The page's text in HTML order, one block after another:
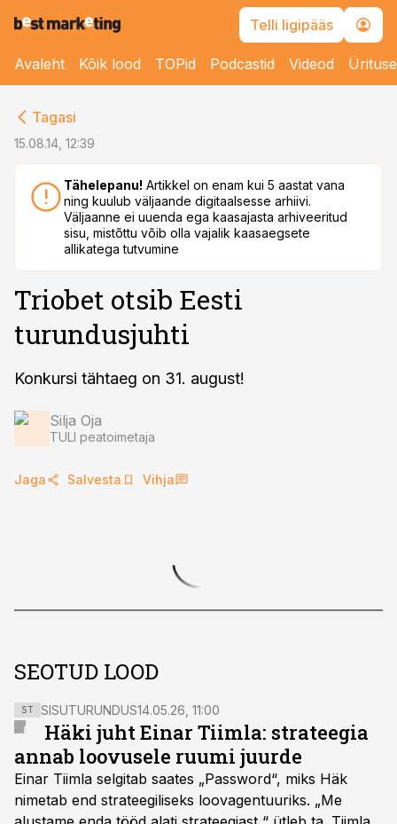
Telli ligipääs
Avaleht Kõik lood TOPid Podcastid Videod
Tagasi
15.08.14, 12:39
Tähelepanu! Artikkel on enam kui 5 aastat vana
ning kuulub väljaande digitaalsesse arhiivi.
Väljaanne ei uuenda ega kaasajasta arhiveeritud
sisu, mistõttu võib olla vajalik kaasaegsete
allikatega tutvumine
Triobet otsib Eesti
turundusjuhti
Konkursi tähtaeg on 31. august!
Silja Oja
TULI peatoimetaja
Jaga Salvesta Vihja
SEOTUD LOOD
ST SISUTURUNDUS14.05.26, 11:00
Häki juht Einar Tiimla: strateegia
annab loovusele ruumi juurde
Einar Tiimla selgitab saates „Password“, miks Häk
nimetab end strateegiliseks loovagentuuriks. „Me